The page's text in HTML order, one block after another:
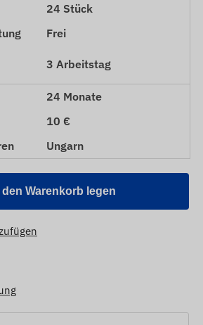
24 Stück
Frei
3 Arbeitstag
24 Monate
10 €
Ungarn
den Warenkorb legen